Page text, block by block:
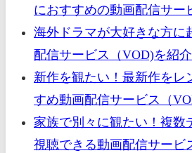
におすすめの動画配信サー
海外ドラマが大好きな方に
配信サービス（VOD)を紹
新作を観たい！最新作をレ
すめ動画配信サービス（
家族で別々に観たい！複数
視聴できる動画配信サービ